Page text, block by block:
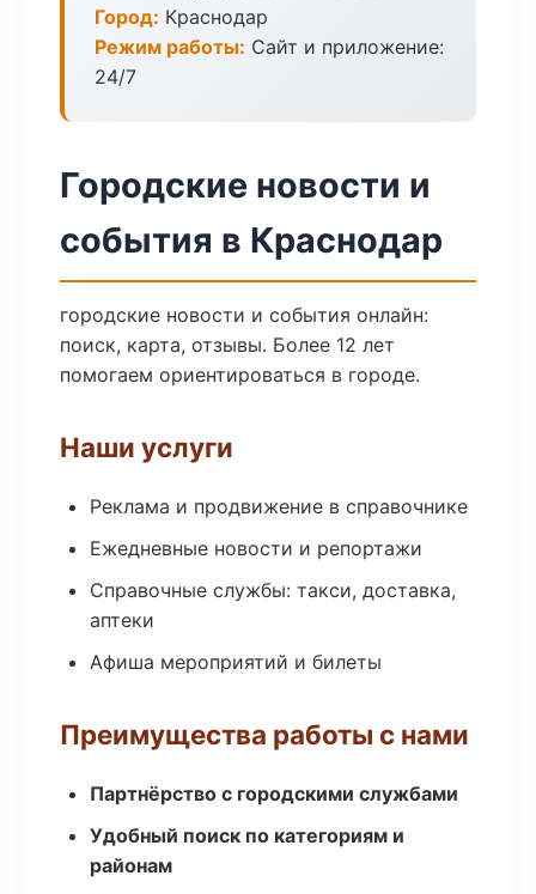
Город: Краснодар
Режим работы: Сайт и приложение:
24/7
Городские новости и
события в Краснодар
городские новости и события онлайн:
поиск, карта, отзывы. Более 12 лет
помогаем ориентироваться в городе.
Наши услуги
Реклама и продвижение в справочнике
Ежедневные новости и репортажи
Справочные службы: такси, доставка,
аптеки
Афиша мероприятий и билеты
Преимущества работы с нами
Партнёрство с городскими службами
Удобный поиск по категориям и
районам